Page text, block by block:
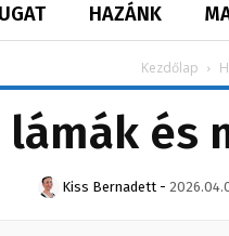
HAZÁNK
Kezdőlap
lámák
Kiss Bernadett -